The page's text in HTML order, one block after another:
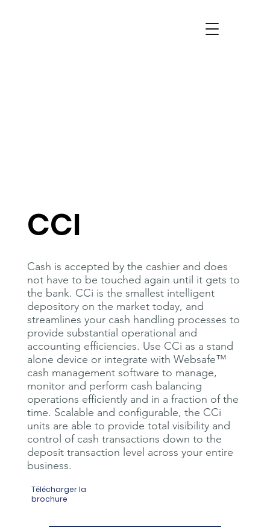
Cash is accepted by the cashier and does
not have to be touched again until it gets to
the bank. CCi is the smallest intelligent
depository on the market today, and
streamlines your cash handling processes to
provide substantial operational and
accounting efficiencies. Use CCi as a stand
alone device or integrate with Websafe™
cash management software to manage,
monitor and perform cash balancing
operations efficiently and in a fraction of the
time. Scalable and configurable, the CCi
units are able to provide total visibility and
control of cash transactions down to the
deposit transaction level across your entire
business.
CCI
Télécharger la
brochure